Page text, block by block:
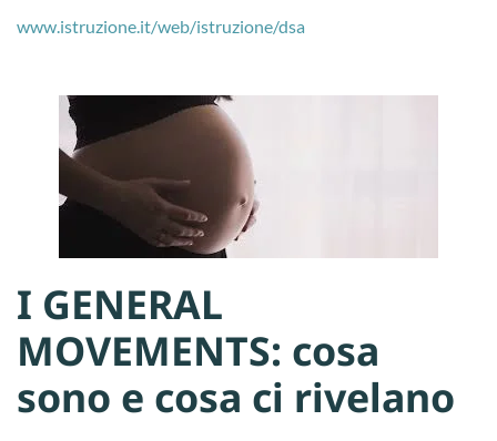
www.istruzione.it/web/istruzione/dsa
I GENERAL
MOVEMENTS: cosa
sono e cosa ci rivelano